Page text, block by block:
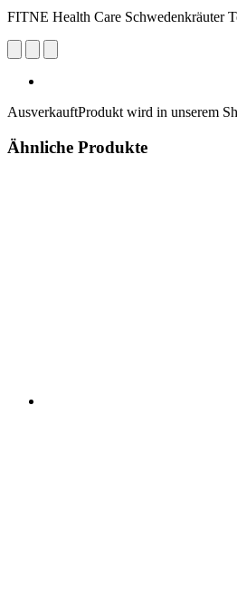
FITNE Health Care Schwedenkräuter
AusverkauftProdukt wird in unserem
Ähnliche Produkte